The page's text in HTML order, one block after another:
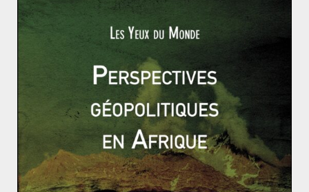
renvoi à une date ultérieure du vote. Selon lui, il serait
plus prudent d’opter pour un dialogue entre les deux
parties concernées. Il en est de même pour le Ministre
de l’Europe et des Affaires étrangères français, Jean-
Yves Le Drian. Il est vrai que même si l’EI a reculé en
Irak, il serait nécessaire de continuer à concentrer les
forces en présence sur cette menace. Si les tensions
entre Bagdad et les Kurdes débouchent sur un conflit
armé, l’EI pourrait en profiter pour regagner du terrain
dans la région.